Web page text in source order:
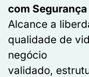
com
Alcance a
qualidade de
negócio
validado,